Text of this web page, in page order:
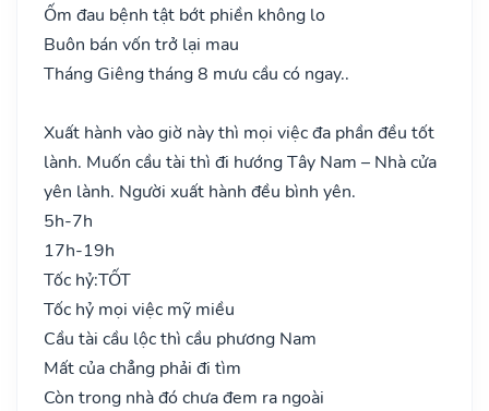
Ốm đau bệnh tật bớt phiền không lo
Buôn bán vốn trở lại mau
Tháng Giêng tháng 8 mưu cầu có ngay..
Xuất hành vào giờ này thì mọi việc đa phần đều tốt
lành. Muốn cầu tài thì đi hướng Tây Nam – Nhà cửa
yên lành. Người xuất hành đều bình yên.
5h-7h
17h-19h
Tốc hỷ:TỐT
Tốc hỷ mọi việc mỹ miều
Cầu tài cầu lộc thì cầu phương Nam
Mất của chẳng phải đi tìm
Còn trong nhà đó chưa đem ra ngoài